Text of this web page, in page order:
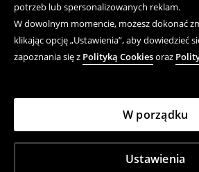
potrzeb lub spersonalizowanych reklam.
W dowolnym momencie, możesz dokonać
klikając opcję „Ustawienia”, aby dowiedzieć
zapoznania się z Polityką Cookiesoraz
Ustawienia
W porządku